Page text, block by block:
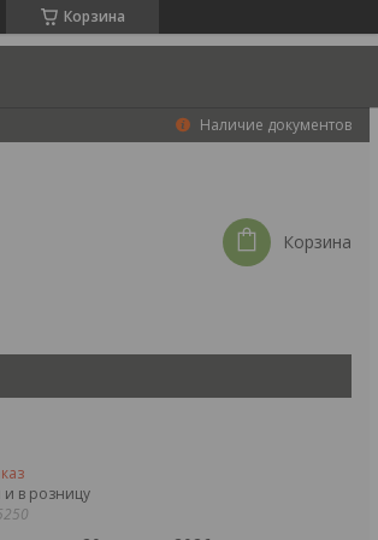
Корзина
Наличие документов
Корзина
в розницу